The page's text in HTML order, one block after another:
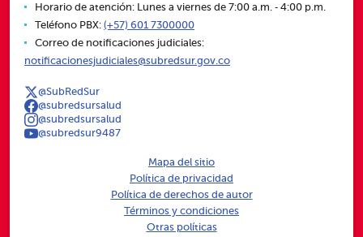
Horario de atención: Lunes a viernes de 7:00 a.m. ‑ 4:00 p.m.
Teléfono PBX: (+57) 601 7300000
Correo de notificaciones judiciales:
notificacionesjudiciales@subredsur.gov.co
@SubRedSur
@subredsursalud
@subredsursalud
@subredsur9487
Mapa del sitio
Política de privacidad
Política de derechos de autor
Términos y condiciones
Otras políticas